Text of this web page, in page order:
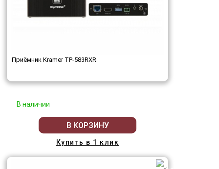
Приёмник Kramer TP-583RXR
В наличии
В КОРЗИНУ
Купить в 1 клик